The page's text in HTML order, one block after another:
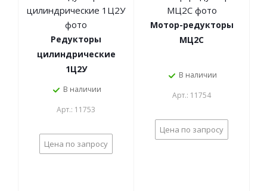
Редукторы
цилиндрические
1Ц2У
В наличии
Арт.: 11753
Цена по запросу
Мотор-редукторы
МЦ2С
В наличии
Арт.: 11754
Цена по запросу